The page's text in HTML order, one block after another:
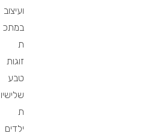
ועיצוב
במתכ
ת
זוגות
טבע
שלישיו
ת
ילדים